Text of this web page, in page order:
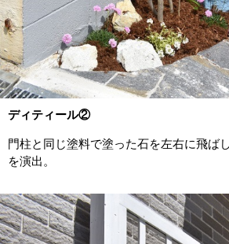
ディティール②
門柱と同じ塗料で塗った石を左右に飛ば
を演出。